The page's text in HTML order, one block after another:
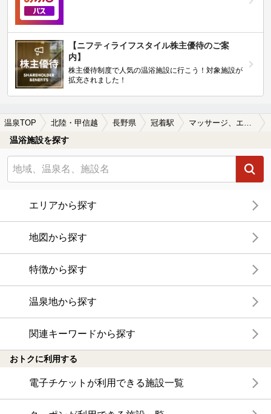
【ニフティライフスタイル株主優待のご案
内】
株主優待制度で人気の温浴施設に行こう！対象施設が
拡充されました！
温泉TOP 北陸・甲信越 長野県 冠着駅 マッサージ、エステがある冠着駅近くの温泉、日帰り温泉、スーパー銭湯おすすめ
温浴施設を探す
エリアから探す
地図から探す
特徴から探す
温泉地から探す
関連キーワードから探す
おトクに利用する
電子チケットが利用できる施設一覧